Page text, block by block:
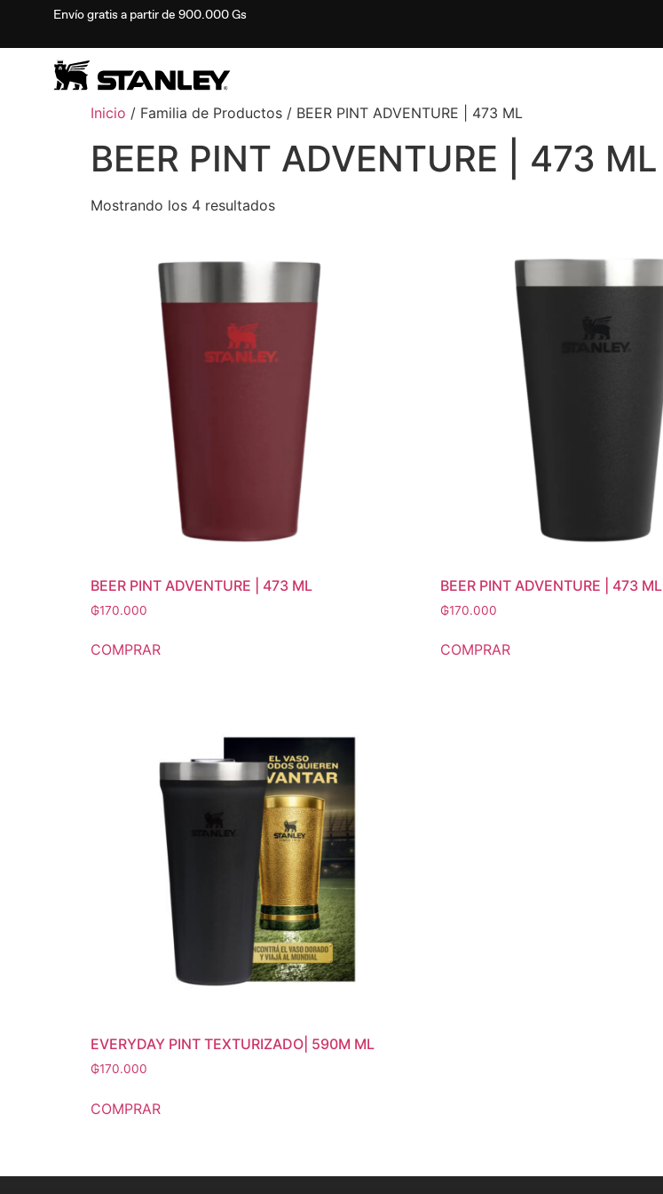
Envío gratis a partir de 900.000 Gs
Inicio / Familia de Productos / BEER PINT ADVENTURE | 473 ML
BEER PINT ADVENTURE | 473 ML
Mostrando los 4 resultados
BEER PINT ADVENTURE | 473 ML
₲170.000
COMPRAR
BEER PINT ADVENTURE | 473 ML
₲170.000
COMPRAR
EVERYDAY PINT TEXTURIZADO| 590M ML
₲170.000
COMPRAR